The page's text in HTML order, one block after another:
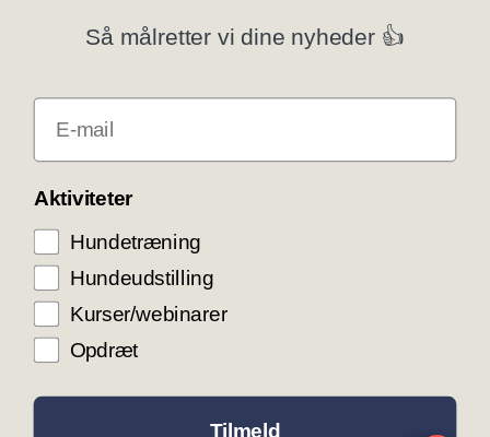
Vi bruger cookies til teknisk funktionalitet samt
trafikmåling for at optimere vores hjemmeside og
levere den bedst mulige service og
brugeroplevelse. Ved at trykke ”Accepter alle”
giver du samtykke til disse formål.
ACCEPTER NØDVENDIGE COOKIES
Privatlivspolitik
Få rabat som DKK medlem
Så målretter vi dine nyheder 👍
E-mail
Aktiviteter
Hundetræning
Hundeudstilling
Kurser/webinarer
Opdræt
Tilmeld